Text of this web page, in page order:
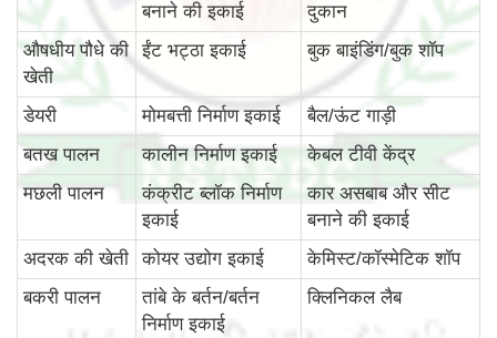
बनाने की इकाई
दुकान
औषधीय पौधे की
खेती
ईंट भट्ठा इकाई बुक बाइंडिंग/बुक शॉप
डेयरी मोमबत्ती निर्माण इकाई
बैल/ऊंट गाड़ी
बतख पालन
कालीन निर्माण इकाई
केबल टीवी केंद्र
मछली पालन
कंक्रीट ब्लॉक निर्माण
इकाई
कार असबाब और सीट
बनाने की इकाई
अदरक की खेती
कोयर उद्योग इकाई
केमिस्ट/कॉस्मेटिक शॉप
बकरी पालन
तांबे के बर्तन/बर्तन
निर्माण इकाई
क्लिनिकल लैब